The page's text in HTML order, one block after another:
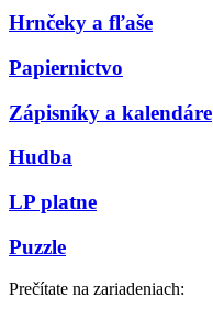
Hrnčeky a fľaše
Papiernictvo
Zápisníky a kalendáre
Hudba
LP platne
Puzzle
Prečítate na zariadeniach: